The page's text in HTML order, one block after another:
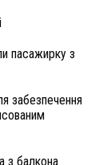
пасажирку з
забезпечення
з балкона